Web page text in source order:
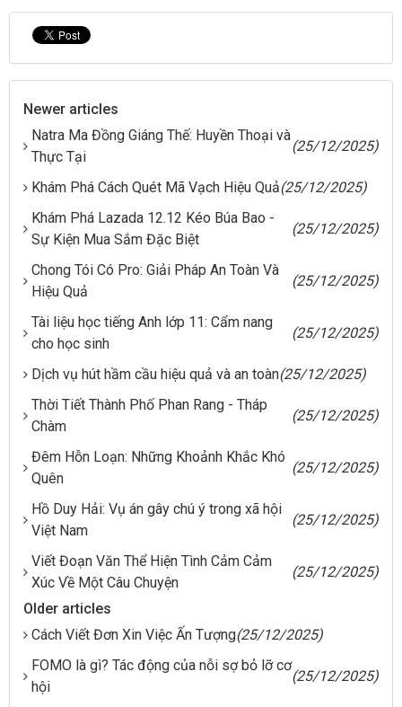
Newer articles
Natra Ma Đồng Giáng Thế: Huyền Thoại và
Thực Tại
(25/12/2025)
Khám Phá Cách Quét Mã Vạch Hiệu Quả(25/12/2025)
Khám Phá Lazada 12.12 Kéo Búa Bao -
Sự Kiện Mua Sắm Đặc Biệt
(25/12/2025)
Chong Tói Có Pro: Giải Pháp An Toàn Và
Hiệu Quả
(25/12/2025)
Tài liệu học tiếng Anh lớp 11: Cẩm nang
cho học sinh
(25/12/2025)
Dịch vụ hút hầm cầu hiệu quả và an toàn(25/12/2025)
Thời Tiết Thành Phố Phan Rang - Tháp
Chàm
(25/12/2025)
Đêm Hỗn Loạn: Những Khoảnh Khắc Khó
Quên
(25/12/2025)
Hồ Duy Hải: Vụ án gây chú ý trong xã hội
Việt Nam
(25/12/2025)
Viết Đoạn Văn Thể Hiện Tình Cảm Cảm
Xúc Về Một Câu Chuyện
(25/12/2025)
Older articles
Cách Viết Đơn Xin Việc Ấn Tượng(25/12/2025)
FOMO là gì? Tác động của nỗi sợ bỏ lỡ cơ
hội
(25/12/2025)